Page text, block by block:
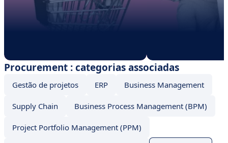
Procurement : categorias associadas
Gestão de projetos ERP Business Management
Supply Chain Business Process Management (BPM)
Project Portfolio Management (PPM)